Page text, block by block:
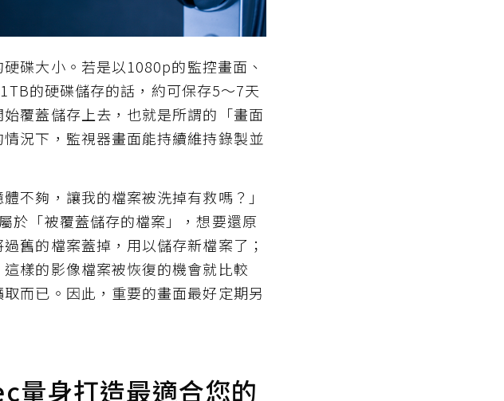
碟大小。若是以1080p的監控畫面、
的硬碟儲存的話，約可保存5～7天
覆蓋儲存上去，也就是所謂的「畫面
況下，監視器畫面能持續維持錄製並
不夠，讓我的檔案被洗掉有救嗎？」
於「被覆蓋儲存的檔案」，想要還原
舊的檔案蓋掉，用以儲存新檔案了；
樣的影像檔案被恢復的機會就比較
而已。因此，重要的畫面最好定期另
量身打造最適合您的